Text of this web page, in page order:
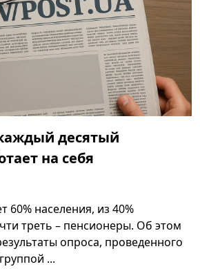
десятый
на себя
60% населения, из 40%
треть – пенсионеры. Об этом
опроса, проведенного
...